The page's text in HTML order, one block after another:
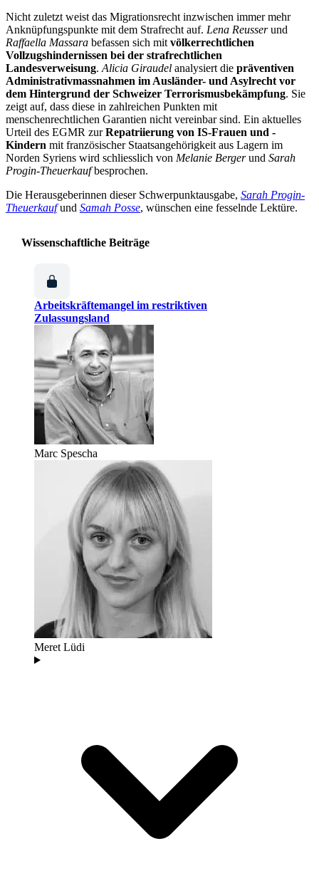
Nicht zuletzt weist das Migrationsrecht inzwischen immer mehr
Anknüpfungspunkte mit dem Strafrecht auf. Lena Reusserund
Raffaella Massara befassen sich mit völkerrechtlichen
Vollzugshindernissen bei der strafrechtlichen
Landesverweisung. Alicia Giraudel analysiert die präventiven
Administrativmassnahmen im Ausländer- und Asylrecht vor
dem Hintergrund der Schweizer Terrorismusbekämpfung. Sie
zeigt auf, dass diese in zahlreichen Punkten mit
menschenrechtlichen Garantien nicht vereinbar sind. Ein aktuelles
Urteil des EGMR zurRepatriierung von IS-Frauen und -
Kindern mit französischer Staatsangehörigkeit aus Lagern im
Norden Syriens wird schliesslich von Melanie Bergerund Sarah
Progin-Theuerkaufbesprochen.
Die Herausgeberinnen dieser Schwerpunktausgabe, Sarah Progin-
Theuerkaufund Samah Posse, wünschen eine fesselnde Lektüre.
Wissenschaftliche Beiträge
Arbeitskräftemangel im restriktiven
Zulassungsland
Marc Spescha
Meret Lüdi